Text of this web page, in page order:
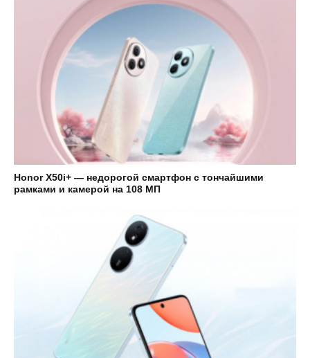
Honor X50i+ — недорогой смартфон с тончайшими
рамками и камерой на 108 МП